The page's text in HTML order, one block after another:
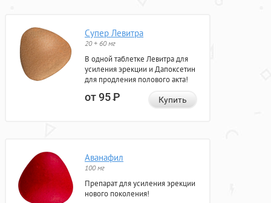
Супер Левитра
20 + 60 мг
В одной таблетке Левитра для
усиления эрекции и Дапоксетин
для продления полового акта!
от 95Р Купить
Аванафил
100 мг
Препарат для усиления эрекции
нового поколения!